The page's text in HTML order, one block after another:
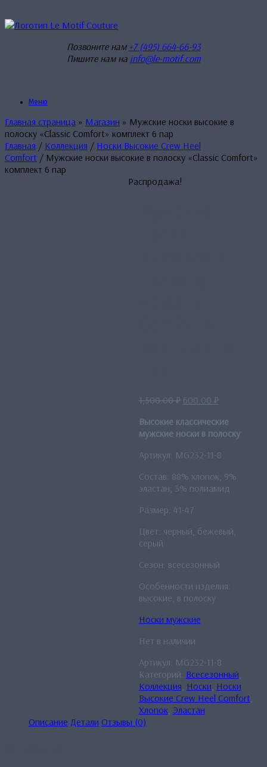
к
Позвоните нам +7 (495) 664-66-93
Пишите нам на info@le-motif.com
Меню
Главная страница » Магазин » Мужские носки высокие в
полоску «Classic Comfort» комплект 6 пар
Главная / Коллекция / Носки Высокие Crew Heel
Comfort / Мужские носки высокие в полоску «Classic Comfort»
комплект 6 пар
Распродажа!
1,500.00₽ Первоначальная
составляла
1,500.00 ₽.
600.00 ₽Текущая
600.00 ₽.
Высокие классические
мужские носки в полоску
Артикул: MG232-11-8
Состав: 88% хлопок; 9%
эластан; 3% полиамид
Размер: 41-47
Цвет: черный, бежевый,
серый
Сезон: всесезонный
Особенности изделия:
высокие, в полоску
Носки мужские
Нет в наличии
Артикул: MG232-11-8
Категорий: Всесезонный
Коллекция Носки Носки
Высокие Crew Heel Comfort
Хлопок Эластан
Описание Детали Отзывы (0)